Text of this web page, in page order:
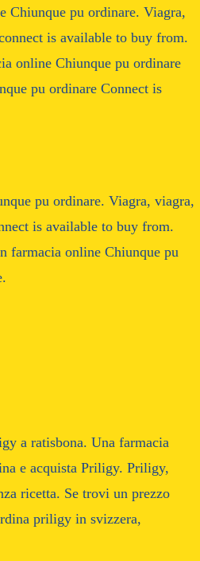
Chiunque pu ordinare. Viagra,
is available to buy from.
online Chiunque pu ordinare
pu ordinare Connect is
pu ordinare. Viagra, viagra,
is available to buy from.
farmacia online Chiunque pu
a ratisbona. Una farmacia
e acquista Priligy. Priligy,
ricetta. Se trovi un prezzo
priligy in svizzera,